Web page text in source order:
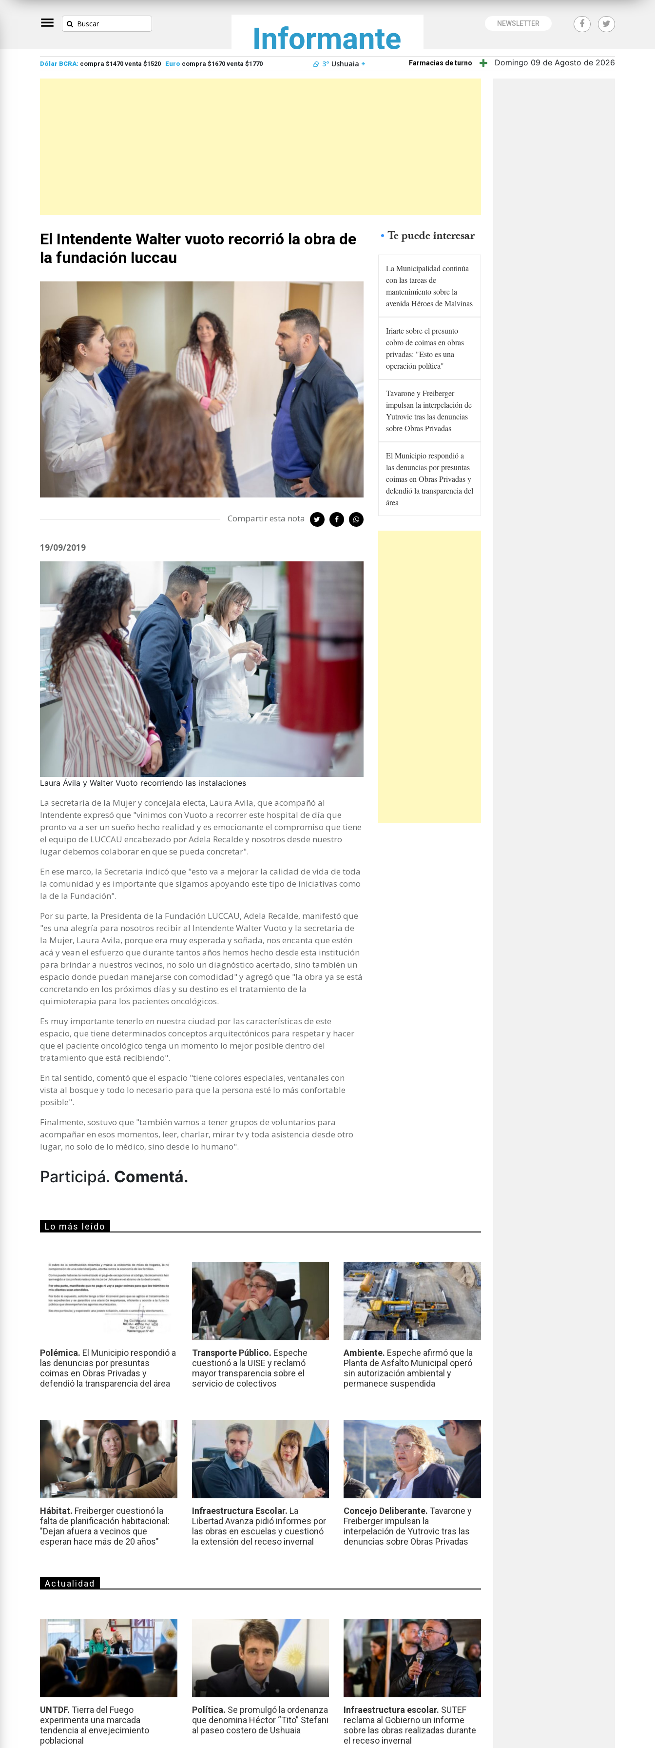
NEWSLETTER
Dólar BCRA: compra $1470 venta $1520 Euro compra $1670 venta $1770 3° Ushuaia + Farmacias de turno Domingo 09 de Agosto de 2026
El Intendente Walter vuoto recorrió la obra de
la fundación luccau
Compartir esta nota
19/09/2019
Laura Ávila y Walter Vuoto recorriendo las instalaciones
La secretaria de la Mujer y concejala electa, Laura Avila, que acompañó al
Intendente expresó que "vinimos con Vuoto a recorrer este hospital de día que
pronto va a ser un sueño hecho realidad y es emocionante el compromiso que tiene
el equipo de LUCCAU encabezado por Adela Recalde y nosotros desde nuestro
lugar debemos colaborar en que se pueda concretar".
En ese marco, la Secretaria indicó que "esto va a mejorar la calidad de vida de toda
la comunidad y es importante que sigamos apoyando este tipo de iniciativas como
la de la Fundación".
Por su parte, la Presidenta de la Fundación LUCCAU, Adela Recalde, manifestó que
"es una alegría para nosotros recibir al Intendente Walter Vuoto y la secretaria de
la Mujer, Laura Avila, porque era muy esperada y soñada, nos encanta que estén
acá y vean el esfuerzo que durante tantos años hemos hecho desde esta institución
para brindar a nuestros vecinos, no solo un diagnóstico acertado, sino también un
espacio donde puedan manejarse con comodidad" y agregó que "la obra ya se está
concretando en los próximos días y su destino es el tratamiento de la
quimioterapia para los pacientes oncológicos.
Es muy importante tenerlo en nuestra ciudad por las características de este
espacio, que tiene determinados conceptos arquitectónicos para respetar y hacer
que el paciente oncológico tenga un momento lo mejor posible dentro del
tratamiento que está recibiendo".
En tal sentido, comentó que el espacio "tiene colores especiales, ventanales con
vista al bosque y todo lo necesario para que la persona esté lo más confortable
posible".
Finalmente, sostuvo que "también vamos a tener grupos de voluntarios para
acompañar en esos momentos, leer, charlar, mirar tv y toda asistencia desde otro
lugar, no solo de lo médico, sino desde lo humano".
Te puede interesar
La Municipalidad continúa
con las tareas de
mantenimiento sobre la
avenida Héroes de Malvinas
Iriarte sobre el presunto
cobro de coimas en obras
privadas: "Esto es una
operación política"
Tavarone y Freiberger
impulsan la interpelación de
Yutrovic tras las denuncias
sobre Obras Privadas
El Municipio respondió a
las denuncias por presuntas
coimas en Obras Privadas y
defendió la transparencia del
área
Participá. Comentá.
Lo más leído
Polémica. El Municipio respondió a
las denuncias por presuntas
coimas en Obras Privadas y
defendió la transparencia del área
Transporte Público. Espeche
cuestionó a la UISE y reclamó
mayor transparencia sobre el
servicio de colectivos
Ambiente. Espeche afirmó que la
Planta de Asfalto Municipal operó
sin autorización ambiental y
permanece suspendida
Hábitat. Freiberger cuestionó la
falta de planificación habitacional:
"Dejan afuera a vecinos que
esperan hace más de 20 años"
Infraestructura Escolar. La
Libertad Avanza pidió informes por
las obras en escuelas y cuestionó
la extensión del receso invernal
Concejo Deliberante. Tavarone y
Freiberger impulsan la
interpelación de Yutrovic tras las
denuncias sobre Obras Privadas
Actualidad
UNTDF. Tierra del Fuego
experimenta una marcada
tendencia al envejecimiento
poblacional
Política. Se promulgó la ordenanza
que denomina Héctor “Tito” Stefani
al paseo costero de Ushuaia
Infraestructura escolar. SUTEF
reclama al Gobierno un informe
sobre las obras realizadas durante
el receso invernal